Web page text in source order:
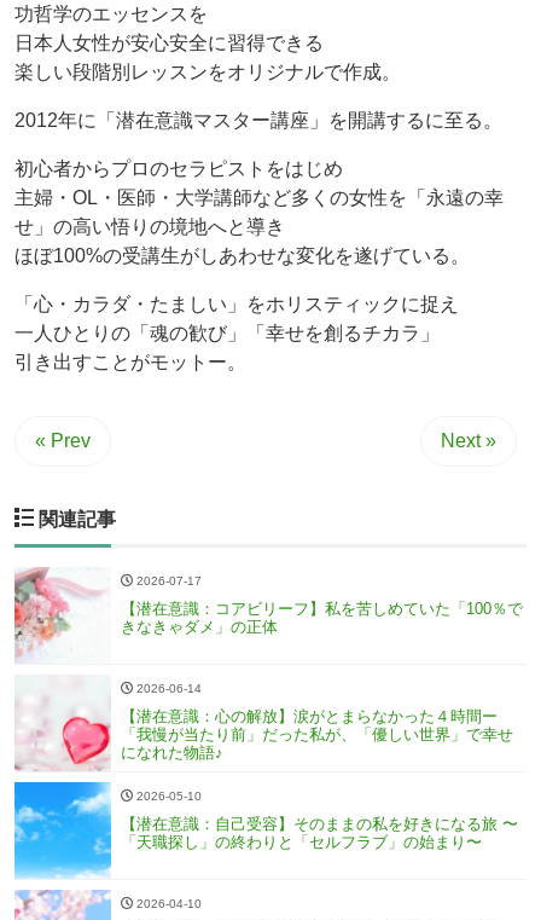
功哲学のエッセンスを
日本人女性が安心安全に習得できる
楽しい段階別レッスンをオリジナルで作成。
2012年に「潜在意識マスター講座」を開講するに至る。
初心者からプロのセラピストをはじめ
主婦・OL・医師・大学講師など多くの女性を「永遠の幸
せ」の高い悟りの境地へと導き
ほぼ100%の受講生がしあわせな変化を遂げている。
「心・カラダ・たましい」をホリスティックに捉え
一人ひとりの「魂の歓び」「幸せを創るチカラ」
引き出すことがモットー。
« Prev Next »
関連記事
2026-07-17
【潜在意識：コアビリーフ】私を苦しめていた「100％で
きなきゃダメ」の正体
2026-06-14
【潜在意識：心の解放】涙がとまらなかった４時間ー
「我慢が当たり前」だった私が、「優しい世界」で幸せ
になれた物語♪
2026-05-10
【潜在意識：自己受容】そのままの私を好きになる旅 〜
「天職探し」の終わりと「セルフラブ」の始まり〜
2026-04-10